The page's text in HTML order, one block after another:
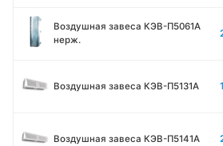
Воздушная завеса КЭВ-П5061A
нерж.
Воздушная завеса КЭВ-П5131А
Воздушная завеса КЭВ-П5141А